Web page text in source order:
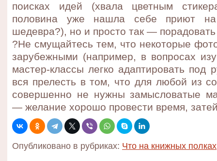
поисках идей (хвала цветным
половина уже нашла себе приют на
шедевра?), но и просто так — порадовать
?Не смущайтесь тем, что некоторые
зарубежными (например, в вопросах
мастер-классы легко адаптировать под
вся прелесть в том, что для любой из
совершенно не нужны замысловатые
— желание хорошо провести время,
Опубликовано в рубриках: Что на книжных полках